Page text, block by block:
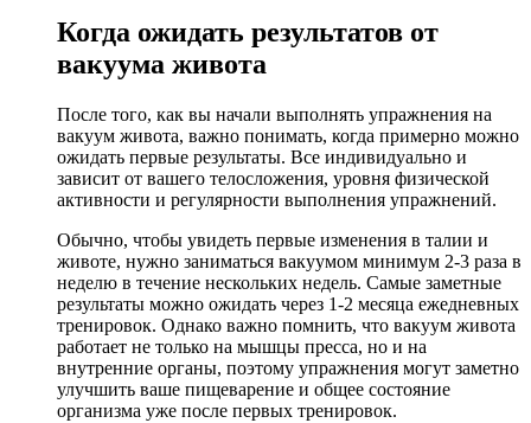
Когда ожидать результатов от
вакуума живота
После того, как вы начали выполнять упражнения на
вакуум живота, важно понимать, когда примерно можно
ожидать первые результаты. Все индивидуально и
зависит от вашего телосложения, уровня физической
активности и регулярности выполнения упражнений.
Обычно, чтобы увидеть первые изменения в талии и
животе, нужно заниматься вакуумом минимум 2-3 раза в
неделю в течение нескольких недель. Самые заметные
результаты можно ожидать через 1-2 месяца ежедневных
тренировок. Однако важно помнить, что вакуум живота
работает не только на мышцы пресса, но и на
внутренние органы, поэтому упражнения могут заметно
улучшить ваше пищеварение и общее состояние
организма уже после первых тренировок.